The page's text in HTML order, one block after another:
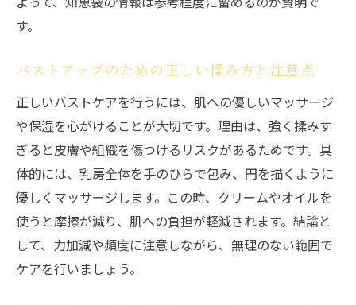
す。
バストアップのための正しい揉み方と注意点
正しいバストケアを行うには、肌への優しいマッサージ
や保湿を心がけることが大切です。理由は、強く揉みす
ぎると皮膚や組織を傷つけるリスクがあるためです。具
体的には、乳房全体を手のひらで包み、円を描くように
優しくマッサージします。この時、クリームやオイルを
使うと摩擦が減り、肌への負担が軽減されます。結論と
して、力加減や頻度に注意しながら、無理のない範囲で
ケアを行いましょう。